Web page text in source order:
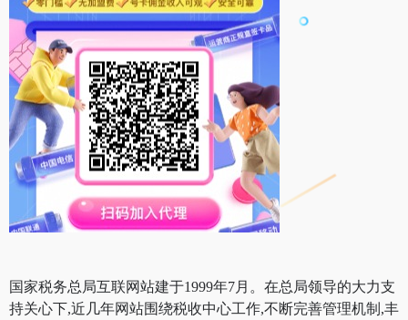
国家税务总局互联网站建于1999年7月。在总局领导的大力支
持关心下,近几年网站围绕税收中心工作,不断完善管理机制,丰